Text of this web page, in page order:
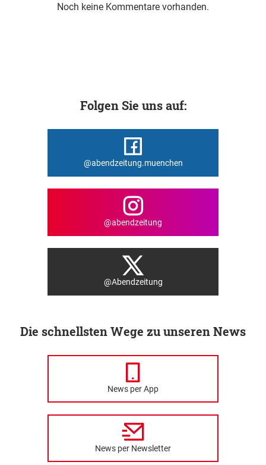
Noch keine Kommentare vorhanden.
Folgen Sie uns auf:
@abendzeitung.muenchen
@abendzeitung
@Abendzeitung
Die schnellsten Wege zu unseren News
News per App
News per Newsletter